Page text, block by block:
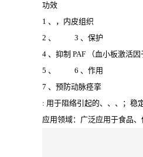
功效
1 、，内皮组织
2 、 3 、保护
4 、抑制 PAF
（血小板激
5 、 6 、作用
7 、预防动脉痉挛
: 用于阻络引起的、、、；
应用领域：广泛应用于食品